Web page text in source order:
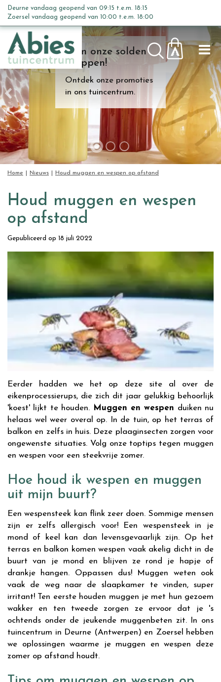
n
c
o
n
t
e
n
t
Kom onze solden
shoppen!
Ontdek onze promoties
in ons tuincentrum.
Home Nieuws Houd muggen en wespen op afstand
Deurne vandaag geopend van 09:15 t.e.m. 18:15
Zoersel vandaag geopend van 10:00 t.e.m. 18:00
Houd muggen en wespen
op afstand
Gepubliceerd op 18 juli 2022
Eerder hadden we het op deze site al over de
eikenprocessierups, die zich dit jaar gelukkig behoorlijk
'koest' lijkt te houden. Muggen en wespen duiken nu
helaas wel weer overal op. In de tuin, op het terras of
balkon en zelfs in huis. Deze plaaginsecten zorgen voor
ongewenste situaties. Volg onze toptips tegen muggen
en wespen voor een steekvrije zomer.
Hoe houd ik wespen en muggen
uit mijn buurt?
Een wespensteek kan flink zeer doen. Sommige mensen
zijn er zelfs allergisch voor! Een wespensteek in je
mond of keel kan dan levensgevaarlijk zijn. Op het
terras en balkon komen wespen vaak akelig dicht in de
buurt van je mond en blijven ze rond je hapje of
drankje hangen. Oppassen dus! Muggen weten ook
vaak de weg naar de slaapkamer te vinden, super
irritant! Ten eerste houden muggen je met hun gezoem
wakker en ten tweede zorgen ze ervoor dat je 's
ochtends onder de jeukende muggenbeten zit. In ons
tuincentrum in Deurne (Antwerpen) en Zoersel hebben
we oplossingen waarme je muggen en wespen deze
zomer op afstand houdt.